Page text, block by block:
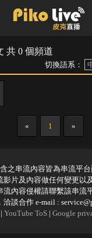
共 0 個頻道
切換語系：
« 1 »
之串流內容皆為串流平
影片及內容做任何變更以
流內容侵權請聯繫該串流
洽談合作 e-mail :
| YouTube ToS| Google